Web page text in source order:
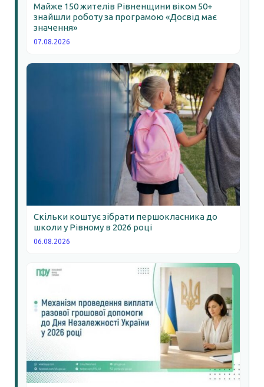
Майже 150 жителів Рівненщини віком 50+
знайшли роботу за програмою «Досвід має
значення»
07.08.2026
Скільки коштує зібрати першокласника до
школи у Рівному в 2026 році
06.08.2026